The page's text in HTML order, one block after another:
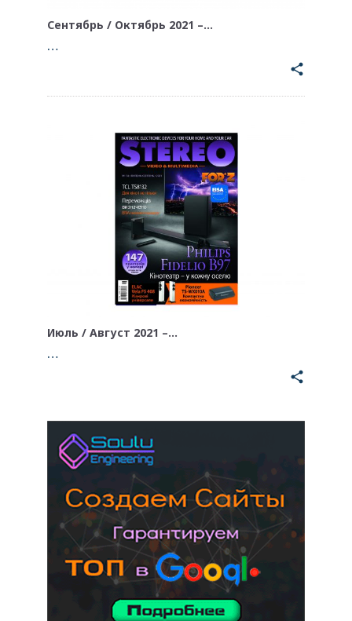
Сентябрь / Октябрь 2021 –…
…
share
Июль / Август 2021 –…
…
share